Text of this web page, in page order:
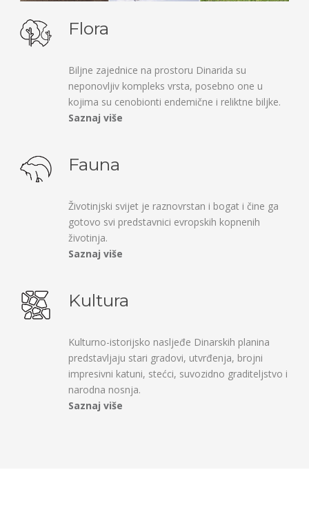
Flora
Biljne zajednice na prostoru Dinarida su
neponovljiv kompleks vrsta, posebno one u
kojima su cenobionti endemične i reliktne biljke.
Saznaj više
Fauna
Životinjski svijet je raznovrstan i bogat i čine ga
gotovo svi predstavnici evropskih kopnenih
životinja.
Saznaj više
Kultura
Kulturno-istorijsko nasljeđe Dinarskih planina
predstavljaju stari gradovi, utvrđenja, brojni
impresivni katuni, stećci, suvozidno graditeljstvo i
narodna nosnja.
Saznaj više